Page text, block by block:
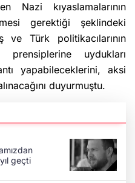
Nazi kıyaslamalarının
gerektiği şeklindeki
ve Türk politikacılarının
uydukları
yapabileceklerini, aksi
duyurmuştu.
geçti